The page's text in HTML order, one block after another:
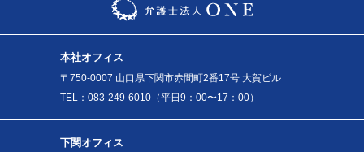
本社オフィス
〒750-0007 山口県下関市赤間町2番17号 大賀ビル
TEL：083-249-6010（平日9：00〜17：00）
下関オフィス